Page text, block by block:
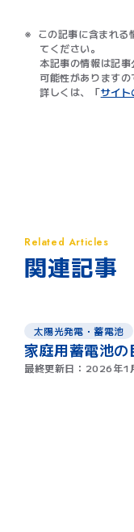
この記事に含まれる
てください。
本記事の情報は記
可能性があります
詳しくは、「サイト
関連記事
太陽光発電・蓄電池
家庭用蓄電池
最終更新日： 2026年1